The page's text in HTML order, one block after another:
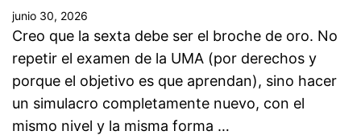
junio 30, 2026
Creo que la sexta debe ser el broche de oro. No
repetir el examen de la UMA (por derechos y
porque el objetivo es que aprendan), sino hacer
un simulacro completamente nuevo, con el
mismo nivel y la misma forma …